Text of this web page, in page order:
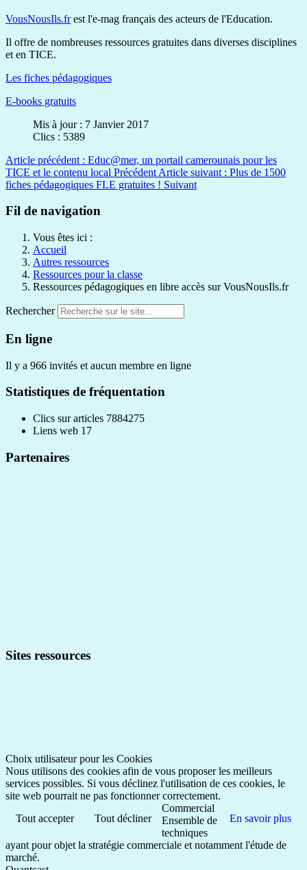
VousNousIls.frest l'e-mag français des acteurs de l'Education.
Il offre de nombreuses ressources gratuites dans diverses disciplines
et en TICE.
Les fiches pédagogiques
E-books gratuits
Mis à jour : 7 Janvier 2017
Clics : 5389
Article précédent : Educ@mer, un portail camerounais pour les
TICE et le contenu local Précédent Article suivant : Plus de 1500
fiches pédagogiques FLE gratuites ! Suivant
Fil de navigation
Vous êtes ici :
Accueil
Autres ressources
Ressources pour la classe
Ressources pédagogiques en libre accès sur VousNousIls.fr
Rechercher
En ligne
Il y a 966 invités et aucun membre en ligne
Statistiques de fréquentation
Clics sur articles 7884275
Liens web 17
Partenaires
Sites ressources
Choix utilisateur pour les Cookies
Nous utilisons des cookies afin de vous proposer les meilleurs
services possibles. Si vous déclinez l'utilisation de ces cookies, le
site web pourrait ne pas fonctionner correctement.
Tout accepter
Tout décliner En savoir plus
Commercial
Ensemble de
techniques
ayant pour objet la stratégie commerciale et notamment l'étude de
marché.